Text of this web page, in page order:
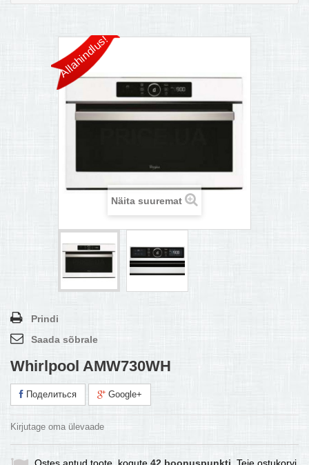
KONTAKTID JA REKVISIIDID
BOONUSPROGRAMM
TÕUKERATAD
Allahindlus!
Näita suuremat
Prindi
Saada sõbrale
Whirlpool AMW730WH
Поделиться Google+
Kirjutage oma ülevaade